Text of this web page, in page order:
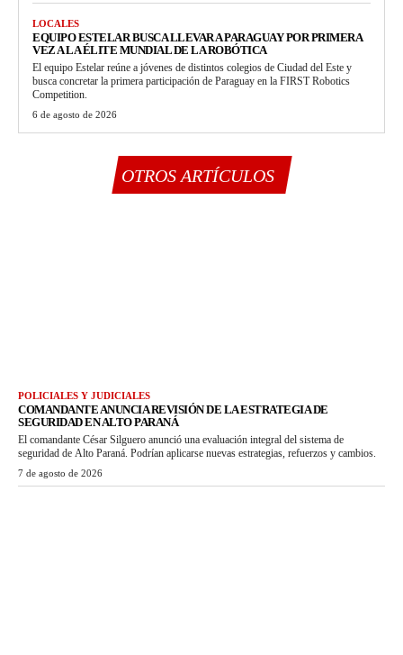
LOCALES
EQUIPO ESTELAR BUSCA LLEVAR A PARAGUAY POR PRIMERA
VEZ A LA ÉLITE MUNDIAL DE LA ROBÓTICA
El equipo Estelar reúne a jóvenes de distintos colegios de Ciudad del Este y
busca concretar la primera participación de Paraguay en la FIRST Robotics
Competition.
6 de agosto de 2026
OTROS ARTÍCULOS
POLICIALES Y JUDICIALES
COMANDANTE ANUNCIA REVISIÓN DE LA ESTRATEGIA DE
SEGURIDAD EN ALTO PARANÁ
El comandante César Silguero anunció una evaluación integral del sistema de
seguridad de Alto Paraná. Podrían aplicarse nuevas estrategias, refuerzos y cambios.
7 de agosto de 2026